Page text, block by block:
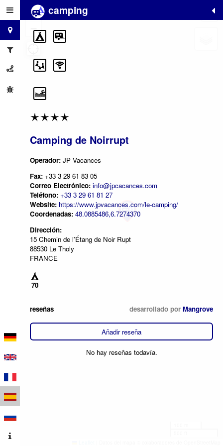
camping
Camping de Noirrupt
Operador: JP Vacances
Fax: +33 3 29 61 83 05
Correo Electrónico: info@jpcacances.com
Teléfono: +33 3 29 61 81 27
Website: https://www.jpvacances.com/le-camping/
Coordenadas: 48.0885486,6.7274370
Dirección:
15 Chemin de l'Étang de Noir Rupt
88530 Le Tholy
FRANCE
70
reseñas desarrollado por Mangrove
Añadir reseña
No hay reseñas todavía.
+
−